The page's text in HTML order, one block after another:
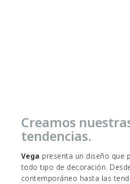
Creamos
tendencias.
Vega presenta un diseño que
todo tipo de decoración.
contemporáneo hasta las